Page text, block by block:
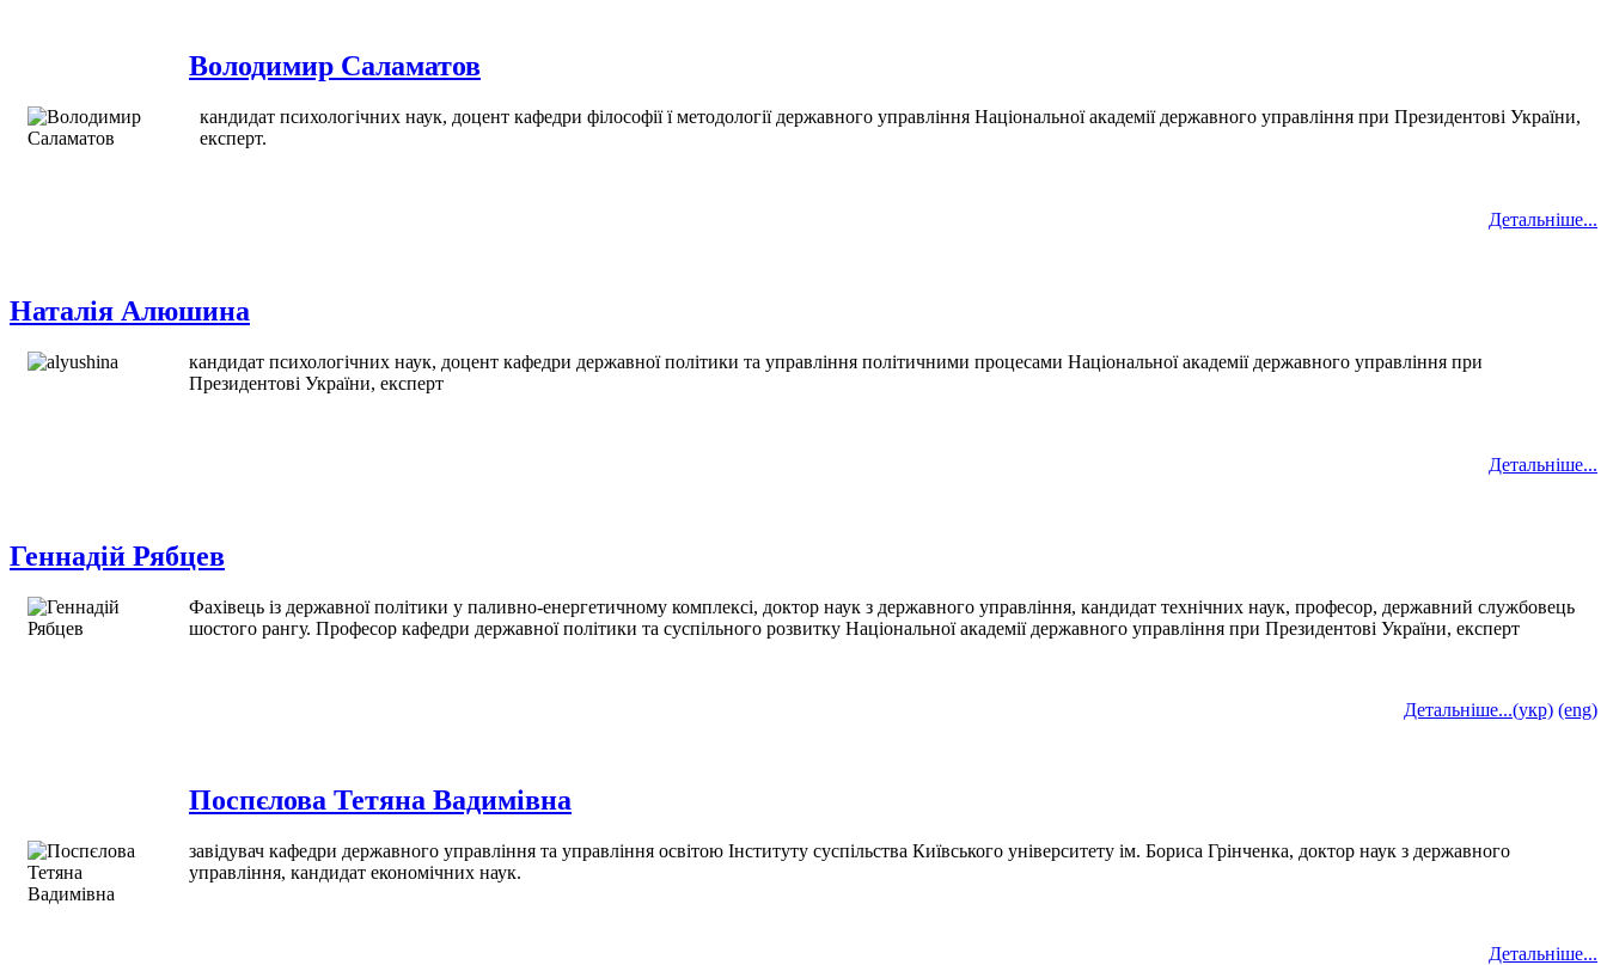
Володимир Саламатов
кандидат психологічних наук, доцент кафедри філософії ї методології державного управління Національної академії державного управління при Президентові України,
експерт.
Детальніше...
Наталія Алюшина
кандидат психологічних наук, доцент кафедри державної політики та управління політичними процесами Національної академії державного управління при
Президентові України, експерт
Детальніше...
Геннадій Рябцев
Фахівець із державної політики у паливно-енергетичному комплексі, доктор наук з державного управління, кандидат технічних наук, професор, державний службовець
шостого рангу. Професор кафедри державної політики та суспільного розвитку Національної академії державного управління при Президентові України, експерт
Детальніше...(укр) (eng)
Поспєлова Тетяна Вадимівна
завідувач кафедри державного управління та управління освітою Інституту суспільства Київського університету ім. Бориса Грінченка, доктор наук з державного
управління, кандидат економічних наук.
Детальніше...